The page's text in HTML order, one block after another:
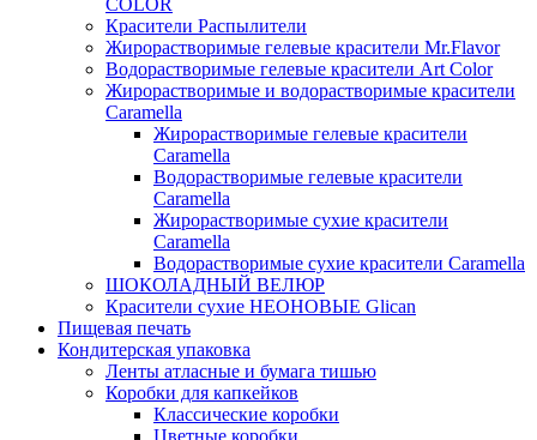
COLOR
Красители Распылители
Жирорастворимые гелевые красители Mr.Flavor
Водорастворимые гелевые красители Art Color
Жирорастворимые и водорастворимые красители
Caramella
Жирорастворимые гелевые красители
Caramella
Водорастворимые гелевые красители
Caramella
Жирорастворимые сухие красители
Caramella
Водорастворимые сухие красители Caramella
ШОКОЛАДНЫЙ ВЕЛЮР
Красители сухие НЕОНОВЫЕ Glican
Пищевая печать
Кондитерская упаковка
Ленты атласные и бумага тишью
Коробки для капкейков
Классические коробки
Цветные коробки